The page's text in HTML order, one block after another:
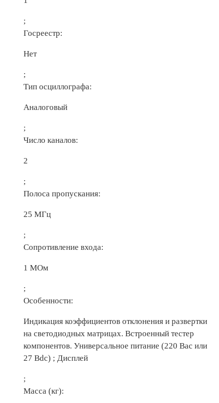
;
Госреестр:
Нет
;
Тип осциллографа:
Аналоговый
;
Число каналов:
2
;
Полоса пропускания:
25 МГц
;
Сопротивление входа:
1 МОм
;
Особенности:
Индикация коэффициентов отклонения и развертки
на светодиодных матрицах. Встроенный тестер
компонентов. Универсальное питание (220 Вac или
27 Вdc) ; Дисплей
;
Масса (кг):